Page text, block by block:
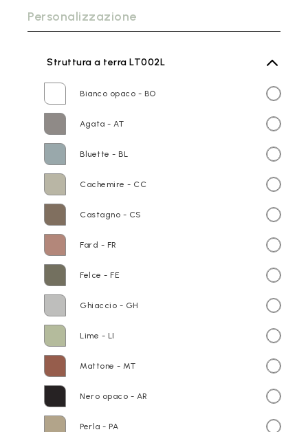
Personalizzazione
Struttura a terra LT002L
Bianco opaco - BO
Agata - AT
Bluette - BL
Cachemire - CC
Castagno - CS
Fard - FR
Felce - FE
Ghiaccio - GH
Lime - LI
Mattone - MT
Nero opaco - AR
Perla - PA